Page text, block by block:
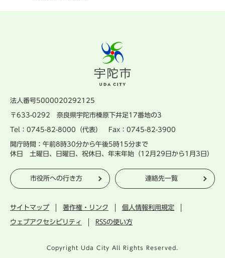
法人番号5000020292125
〒633-0292 奈良県宇陀市榛原下井足17番地の3
Tel：0745-82-8000（代表） Fax：0745-82-3900
開庁時間：午前8時30分から午後5時15分まで
休日 土曜日、日曜日、祝休日、年末年始（12月29日から1月3日）
市役所への行き方 連絡先一覧
サイトマップ 著作権・リンク 個人情報利用規定
ウェブアクセシビリティ RSSの使い方
Copyright Uda City All Rights Reserved.